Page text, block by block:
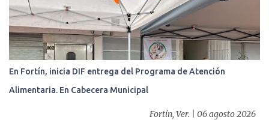
videoendoscopia gástrica y con especialistas certificados. Además
se cuenta con endoscopios de última tecnología que permiten
diagnósticos con mayor certeza y sin dolor para el paciente, a
través de la atención de un equipo de profesionales
multidisciplinario: tres endoscopistas, anestesiólogo y personal
auxiliar y de enfermería. En esta semana, se realizó un nuevo caso
de éxito, pues a través de la colocación de un stent metálico
esofágico, una derechohabiente con un tumor en el ...
En Fortín, inicia DIF entrega del Programa de Atención
Alimentaria. En Cabecera Municipal
Fortín, Ver. | 06 agosto 2026